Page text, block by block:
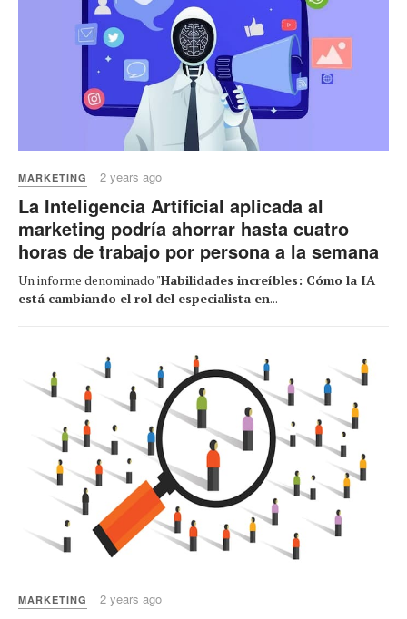
MARKETING 2 years ago
La Inteligencia Artificial aplicada al
marketing podría ahorrar hasta cuatro
horas de trabajo por persona a la semana
Un informe denominado "Habilidades increíbles: Cómo la IA
está cambiando el rol del especialista en...
MARKETING 2 years ago